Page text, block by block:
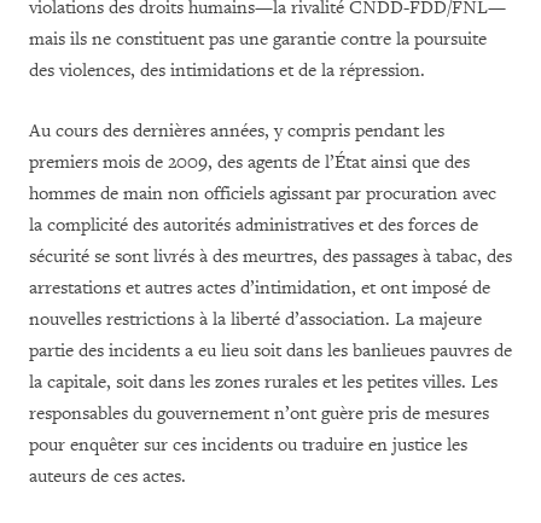
violations des droits humains—la rivalité CNDD-FDD/FNL—
mais ils ne constituent pas une garantie contre la poursuite
des violences, des intimidations et de la répression.
Au cours des dernières années, y compris pendant les
premiers mois de 2009, des agents de l’État ainsi que des
hommes de main non officiels agissant par procuration avec
la complicité des autorités administratives et des forces de
sécurité se sont livrés à des meurtres, des passages à tabac, des
arrestations et autres actes d’intimidation, et ont imposé de
nouvelles restrictions à la liberté d’association. La majeure
partie des incidents a eu lieu soit dans les banlieues pauvres de
la capitale, soit dans les zones rurales et les petites villes. Les
responsables du gouvernement n’ont guère pris de mesures
pour enquêter sur ces incidents ou traduire en justice les
auteurs de ces actes.